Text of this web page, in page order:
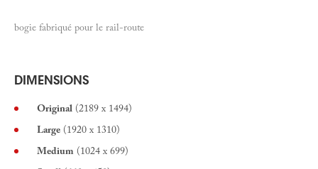
bogie fabriqué pour le rail-route
DIMENSIONS
Original (2189 x 1494)
Large (1920 x 1310)
Medium (1024 x 699)